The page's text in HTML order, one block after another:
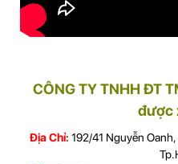
CÔNG TY TNHH ĐT
được
Địa Chỉ: 192/41 Nguyễn